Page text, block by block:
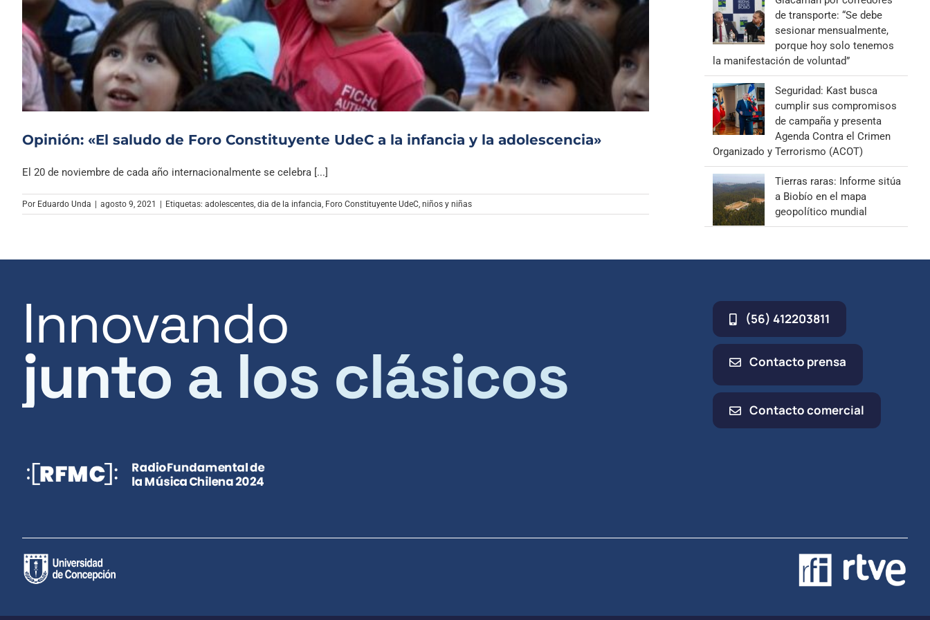
Archivo Sonoro
Opinión: «El saludo de Foro Constituyente UdeC a la infancia y la adolescencia»
El 20 de noviembre de cada año internacionalmente se celebra [...]
Por Eduardo Unda agosto 9, 2021 Etiquetas: adolescentes, dia de la infancia, Foro Constituyente UdeC, niños y niñas
de transporte: “Se debe
sesionar mensualmente,
porque hoy solo tenemos
la manifestación de voluntad”
Seguridad: Kast busca
cumplir sus compromisos
de campaña y presenta
Agenda Contra el Crimen
Organizado y Terrorismo (ACOT)
Tierras raras: Informe sitúa
a Biobío en el mapa
geopolítico mundial
Innovando
junto a los clásicos
(56) 412203811
Contacto prensa
Contacto comercial